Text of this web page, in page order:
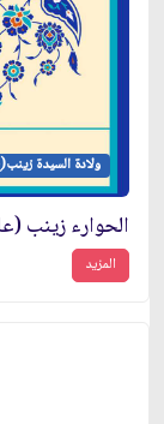
ولادة السيدة
الحوارء زينب
المزيد